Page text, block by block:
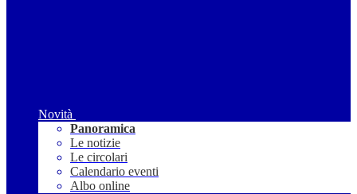
Novità
Panoramica
Le notizie
Le circolari
Calendario eventi
Albo online